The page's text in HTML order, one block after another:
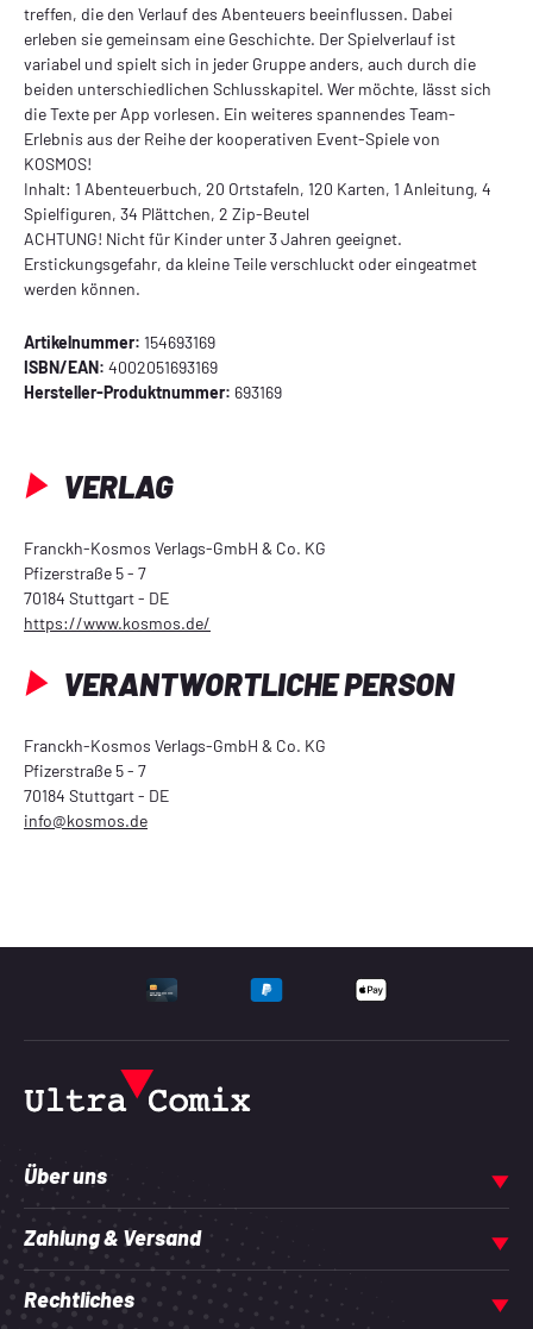
treffen, die den Verlauf des Abenteuers beeinflussen. Dabei
erleben sie gemeinsam eine Geschichte. Der Spielverlauf ist
variabel und spielt sich in jeder Gruppe anders, auch durch die
beiden unterschiedlichen Schlusskapitel. Wer möchte, lässt sich
die Texte per App vorlesen. Ein weiteres spannendes Team-
Erlebnis aus der Reihe der kooperativen Event-Spiele von
KOSMOS!
Inhalt: 1 Abenteuerbuch, 20 Ortstafeln, 120 Karten, 1 Anleitung, 4
Spielfiguren, 34 Plättchen, 2 Zip-Beutel
ACHTUNG! Nicht für Kinder unter 3 Jahren geeignet.
Erstickungsgefahr, da kleine Teile verschluckt oder eingeatmet
werden können.
Artikelnummer: 154693169
ISBN/EAN: 4002051693169
Hersteller-Produktnummer: 693169
VERLAG
Franckh-Kosmos Verlags-GmbH & Co. KG
Pfizerstraße 5 - 7
70184 Stuttgart - DE
https://www.kosmos.de/
VERANTWORTLICHE PERSON
Franckh-Kosmos Verlags-GmbH & Co. KG
Pfizerstraße 5 - 7
70184 Stuttgart - DE
info@kosmos.de
UNTERSTÜTZTE
Über uns
Zahlung & Versand
Rechtliches